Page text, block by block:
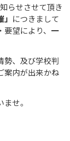
らせさせて頂き
につきまして
望により、 一
勢、及び学校判
案内が出来かね
せ。